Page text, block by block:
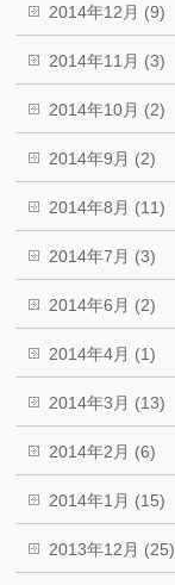
2014年12月 (9)
2014年11月 (3)
2014年10月 (2)
2014年9月 (2)
2014年8月 (11)
2014年7月 (3)
2014年6月 (2)
2014年4月 (1)
2014年3月 (13)
2014年2月 (6)
2014年1月 (15)
2013年12月 (25)